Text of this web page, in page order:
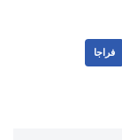
فراجا